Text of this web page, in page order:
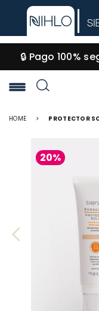
🔒 Pago 100%
HOME > PROTECTOR
20%